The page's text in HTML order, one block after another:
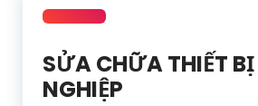
SỬA CHỮA THIẾT
NGHIỆP